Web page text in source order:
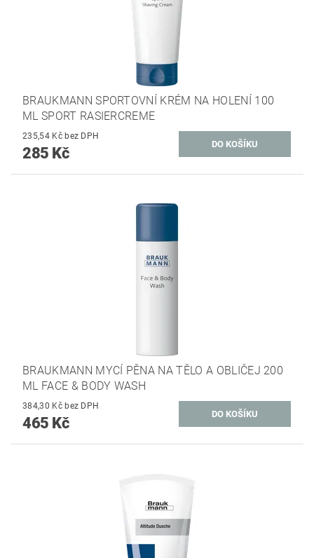
BRAUKMANN SPORTOVNÍ KRÉM NA HOLENÍ 100
ML SPORT RASIERCREME
235,54 Kč bez DPH
285 Kč
BRAUKMANN MYCÍ PĚNA NA TĚLO A OBLIČEJ 200
ML FACE & BODY WASH
384,30 Kč bez DPH
465 Kč